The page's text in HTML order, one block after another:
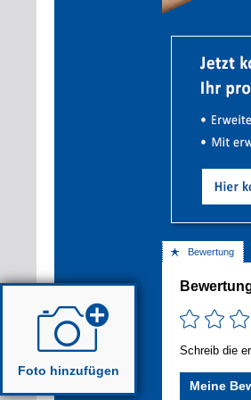
Bewertung
Schreib die
Meine
Foto hinzufügen